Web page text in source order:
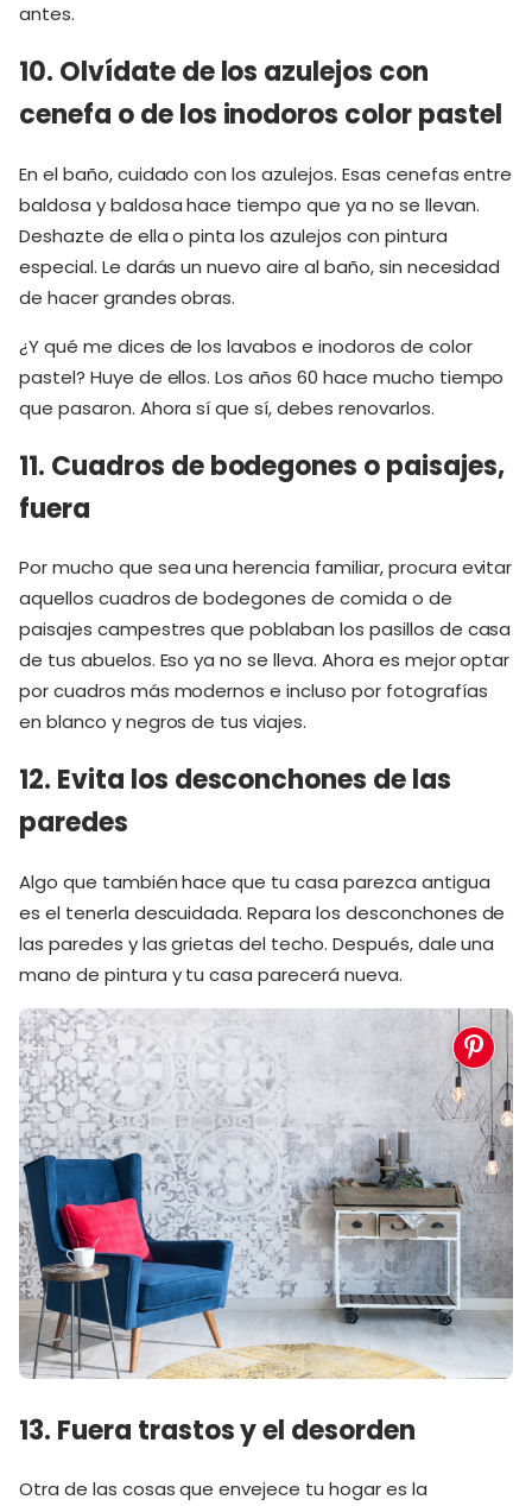
antes.
10. Olvídate de los azulejos con
cenefa o de los inodoros color pastel
En el baño, cuidado con los azulejos. Esas cenefas entre
baldosa y baldosa hace tiempo que ya no se llevan.
Deshazte de ella o pinta los azulejos con pintura
especial. Le darás un nuevo aire al baño, sin necesidad
de hacer grandes obras.
¿Y qué me dices de los lavabos e inodoros de color
pastel? Huye de ellos. Los años 60 hace mucho tiempo
que pasaron. Ahora sí que sí, debes renovarlos.
11. Cuadros de bodegones o paisajes,
fuera
Por mucho que sea una herencia familiar, procura evitar
aquellos cuadros de bodegones de comida o de
paisajes campestres que poblaban los pasillos de casa
de tus abuelos. Eso ya no se lleva. Ahora es mejor optar
por cuadros más modernos e incluso por fotografías
en blanco y negros de tus viajes.
12. Evita los desconchones de las
paredes
Algo que también hace que tu casa parezca antigua
es el tenerla descuidada. Repara los desconchones de
las paredes y las grietas del techo. Después, dale una
mano de pintura y tu casa parecerá nueva.
13. Fuera trastos y el desorden
Otra de las cosas que envejece tu hogar es la